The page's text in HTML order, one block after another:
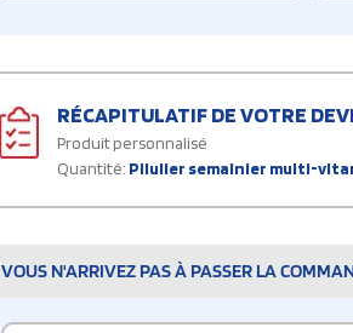
RÉCAPITULATIF DE VOTRE
Produit personnalisé
Quantité: Pilulier semainier multi-
VOUS N'ARRIVEZ PAS À PASSER LA